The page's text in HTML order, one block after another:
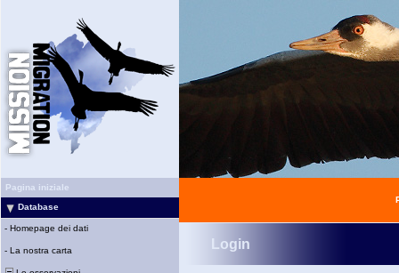
Pagina iniziale
Database
- Homepage dei dati
- La nostra carta Login